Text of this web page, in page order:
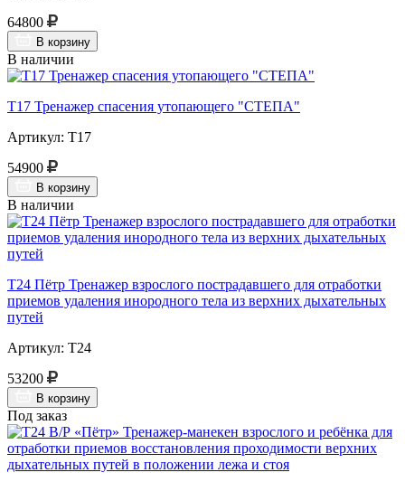
64800
В корзину
В наличии
Т17 Тренажер спасения утопающего "СТЕПА"
Артикул: Т17
54900
В корзину
В наличии
Т24 Пётр Тренажер взрослого пострадавшего для отработки
приемов удаления инородного тела из верхних дыхательных
путей
Артикул: Т24
53200
В корзину
Под заказ